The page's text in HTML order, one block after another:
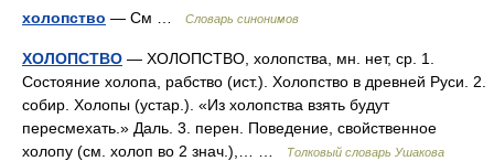
холопство — См … Словарь синонимов
ХОЛОПСТВО — ХОЛОПСТВО, холопства, мн. нет, ср. 1.
Состояние холопа, рабство (ист.). Холопство в древней Руси. 2.
собир. Холопы (устар.). «Из холопства взять будут
пересмехать.» Даль. 3. перен. Поведение, свойственное
холопу (см. холоп во 2 знач.),… …
Толковый словарь Ушакова